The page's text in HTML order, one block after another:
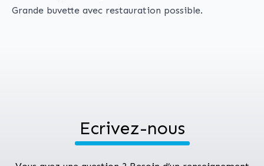
Grande buvette avec restauration possible.
Ecrivez-nous